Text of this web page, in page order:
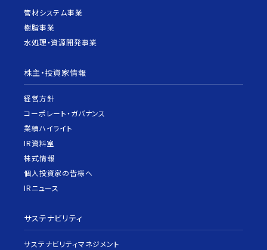
管材システム事業
樹脂事業
水処理・資源開発事業
株主・投資家情報
経営方針
コーポレート・ガバナンス
業績ハイライト
IR資料室
株式情報
個人投資家の皆様へ
IRニュース
サステナビリティ
サステナビリティマネジメント